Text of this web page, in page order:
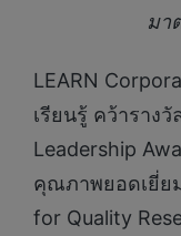
มา
LEARN
เรียนรู้ คว้ารางวั
Leadership
คุณภาพยอดเยี่ย
for Quality